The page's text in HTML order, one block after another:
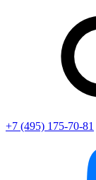
+7 (495) 175-70-81